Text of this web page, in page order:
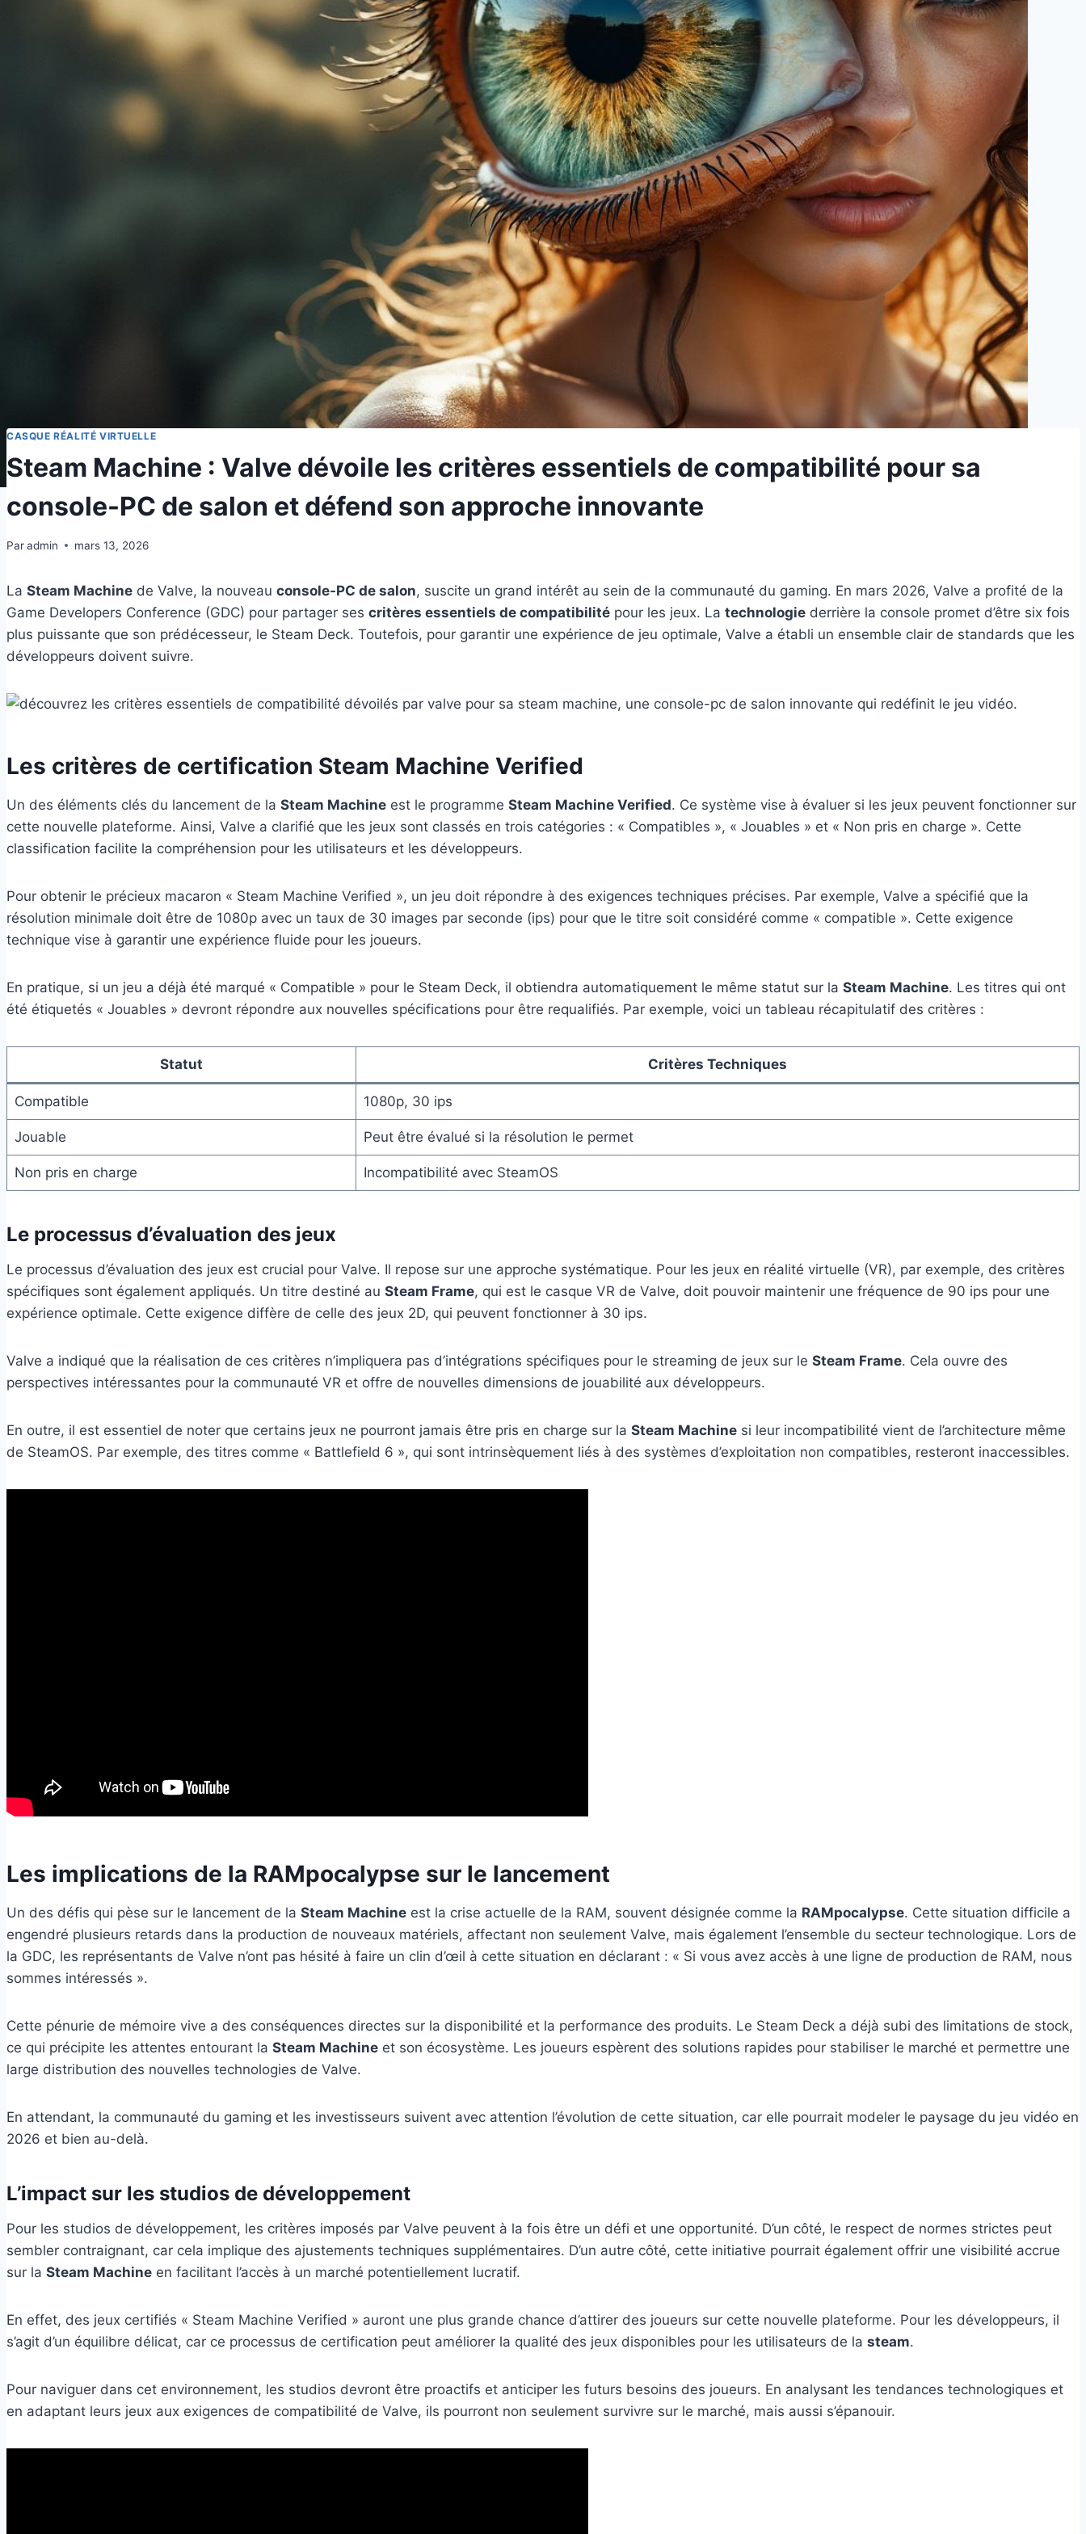
CASQUE RÉALITÉ VIRTUELLE
Steam Machine : Valve dévoile les critères essentiels de compatibilité pour sa
console-PC de salon et défend son approche innovante
Paradmin mars 13, 2026
La Steam Machine de Valve, la nouveau console-PC de salon, suscite un grand intérêt au sein de la communauté du gaming. En mars 2026, Valve a profité de la
Game Developers Conference (GDC) pour partager ses critères essentiels de compatibilité pour les jeux. La technologie derrière la console promet d’être six fois
plus puissante que son prédécesseur, le Steam Deck. Toutefois, pour garantir une expérience de jeu optimale, Valve a établi un ensemble clair de standards que les
développeurs doivent suivre.
Les critères de certification Steam Machine Verified
Un des éléments clés du lancement de la Steam Machine est le programme Steam Machine Verified. Ce système vise à évaluer si les jeux peuvent fonctionner sur
cette nouvelle plateforme. Ainsi, Valve a clarifié que les jeux sont classés en trois catégories : « Compatibles », « Jouables » et « Non pris en charge ». Cette
classification facilite la compréhension pour les utilisateurs et les développeurs.
Pour obtenir le précieux macaron « Steam Machine Verified », un jeu doit répondre à des exigences techniques précises. Par exemple, Valve a spécifié que la
résolution minimale doit être de 1080p avec un taux de 30 images par seconde (ips) pour que le titre soit considéré comme « compatible ». Cette exigence
technique vise à garantir une expérience fluide pour les joueurs.
En pratique, si un jeu a déjà été marqué « Compatible » pour le Steam Deck, il obtiendra automatiquement le même statut sur la Steam Machine. Les titres qui ont
été étiquetés « Jouables » devront répondre aux nouvelles spécifications pour être requalifiés. Par exemple, voici un tableau récapitulatif des critères :
Statut Critères Techniques
Compatible 1080p, 30 ips
Jouable Peut être évalué si la résolution le permet
Non pris en charge Incompatibilité avec SteamOS
Le processus d’évaluation des jeux
Le processus d’évaluation des jeux est crucial pour Valve. Il repose sur une approche systématique. Pour les jeux en réalité virtuelle (VR), par exemple, des critères
spécifiques sont également appliqués. Un titre destiné au Steam Frame, qui est le casque VR de Valve, doit pouvoir maintenir une fréquence de 90 ips pour une
expérience optimale. Cette exigence diffère de celle des jeux 2D, qui peuvent fonctionner à 30 ips.
Valve a indiqué que la réalisation de ces critères n’impliquera pas d’intégrations spécifiques pour le streaming de jeux sur le Steam Frame. Cela ouvre des
perspectives intéressantes pour la communauté VR et offre de nouvelles dimensions de jouabilité aux développeurs.
En outre, il est essentiel de noter que certains jeux ne pourront jamais être pris en charge sur la Steam Machine si leur incompatibilité vient de l’architecture même
de SteamOS. Par exemple, des titres comme « Battlefield 6 », qui sont intrinsèquement liés à des systèmes d’exploitation non compatibles, resteront inaccessibles.
Les implications de la RAMpocalypse sur le lancement
Un des défis qui pèse sur le lancement de la Steam Machine est la crise actuelle de la RAM, souvent désignée comme la RAMpocalypse. Cette situation difficile a
engendré plusieurs retards dans la production de nouveaux matériels, affectant non seulement Valve, mais également l’ensemble du secteur technologique. Lors de
la GDC, les représentants de Valve n’ont pas hésité à faire un clin d’œil à cette situation en déclarant : « Si vous avez accès à une ligne de production de RAM, nous
sommes intéressés ».
Cette pénurie de mémoire vive a des conséquences directes sur la disponibilité et la performance des produits. Le Steam Deck a déjà subi des limitations de stock,
ce qui précipite les attentes entourant la Steam Machine et son écosystème. Les joueurs espèrent des solutions rapides pour stabiliser le marché et permettre une
large distribution des nouvelles technologies de Valve.
En attendant, la communauté du gaming et les investisseurs suivent avec attention l’évolution de cette situation, car elle pourrait modeler le paysage du jeu vidéo en
2026 et bien au-delà.
L’impact sur les studios de développement
Pour les studios de développement, les critères imposés par Valve peuvent à la fois être un défi et une opportunité. D’un côté, le respect de normes strictes peut
sembler contraignant, car cela implique des ajustements techniques supplémentaires. D’un autre côté, cette initiative pourrait également offrir une visibilité accrue
sur la Steam Machine en facilitant l’accès à un marché potentiellement lucratif.
En effet, des jeux certifiés « Steam Machine Verified » auront une plus grande chance d’attirer des joueurs sur cette nouvelle plateforme. Pour les développeurs, il
s’agit d’un équilibre délicat, car ce processus de certification peut améliorer la qualité des jeux disponibles pour les utilisateurs de la steam.
Pour naviguer dans cet environnement, les studios devront être proactifs et anticiper les futurs besoins des joueurs. En analysant les tendances technologiques et
en adaptant leurs jeux aux exigences de compatibilité de Valve, ils pourront non seulement survivre sur le marché, mais aussi s’épanouir.